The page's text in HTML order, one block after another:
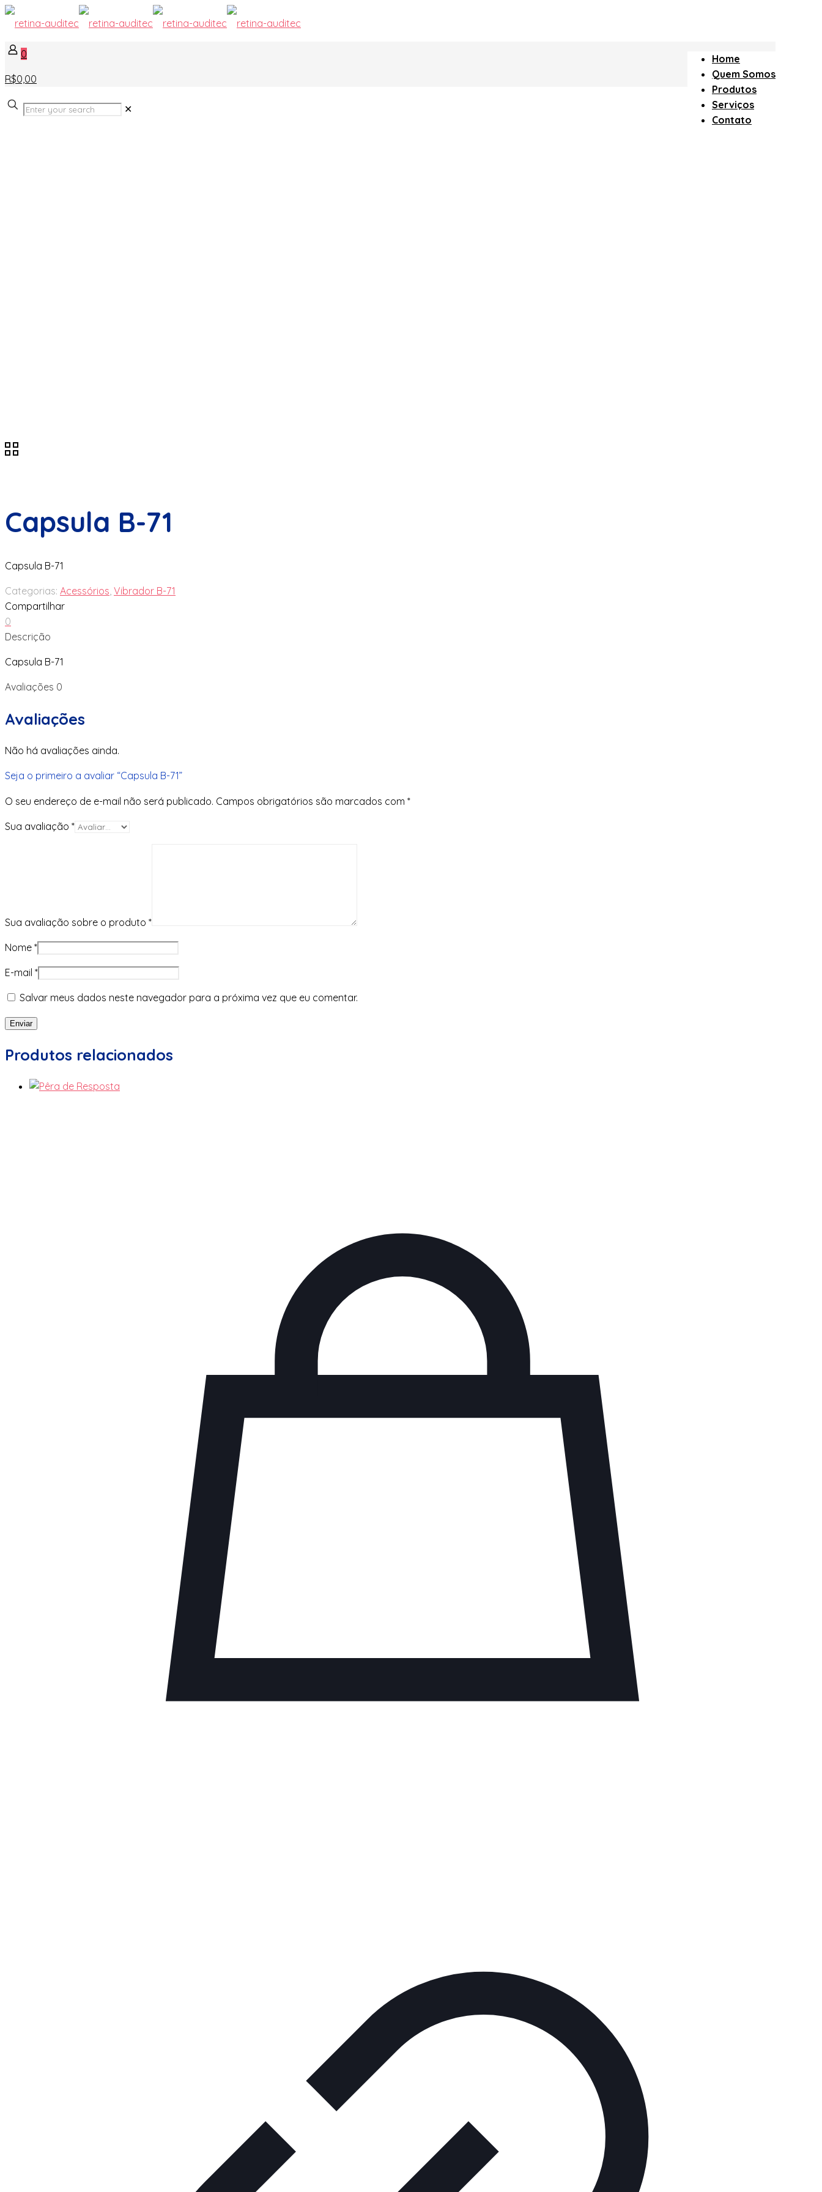
Home
Quem Somos
Produtos
Serviços
Contato
0
R$0,00
✕
Capsula B-71
Capsula B-71
Categorias: Acessórios Vibrador B-71
Compartilhar
0
Descrição
Capsula B-71
Avaliações 0
Avaliações
Não há avaliações ainda.
Seja o primeiro a avaliar “Capsula B-71”
O seu endereço de e-mail não será publicado. Campos obrigatórios são marcados com *
Sua avaliação *
Sua avaliação sobre o produto *
Nome *
E-mail *
Salvar meus dados neste navegador para a próxima vez que eu comentar.
Produtos relacionados